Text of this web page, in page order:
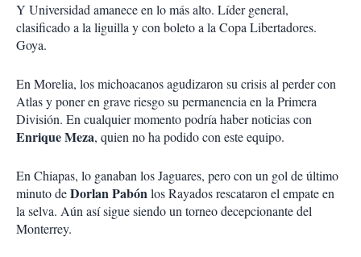
Y Universidad amanece en lo más alto. Líder general,
clasificado a la liguilla y con boleto a la Copa Libertadores.
Goya.
En Morelia, los michoacanos agudizaron su crisis al perder con
Atlas y poner en grave riesgo su permanencia en la Primera
División. En cualquier momento podría haber noticias con
Enrique Meza, quien no ha podido con este equipo.
En Chiapas, lo ganaban los Jaguares, pero con un gol de último
minuto deDorlanPabónlos Rayados rescataron el empate en
la selva. Aún así sigue siendo un torneo decepcionante del
Monterrey.